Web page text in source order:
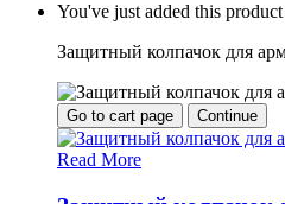
You've just added this
Защитный колпачок для
Go to cart page Continue
Read More